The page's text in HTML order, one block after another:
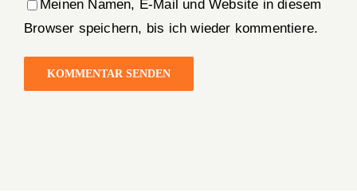
Meinen Namen, E-Mail und Website in diesem
Browser speichern, bis ich wieder kommentiere.